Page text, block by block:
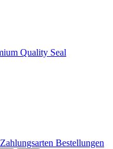
Zahlungsarten Bestellungen